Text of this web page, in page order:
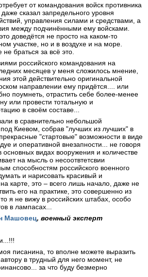
от командования войск противника
сказал запредельного уровня
управления силами и средствами, а
между подчинёнными ему войсками.
доведётся не просто на каком-то
участке, но и в воздухе и на море.
браться за всё это.
российского командования на
месяцев у меня сложилось мнение,
этой действительно оригинальной
направлении ему придётся.... или
поумнеть, отрастить себе более-менее
или провести тотальную и
в своём составе...
в сравнительно небольшой
Киевом, собрав "лучших из лучших" в
"стартовые" возможности в виде
и оперативной внезапности... не говоря
основных видах вооружения и количестве
на мысль о несоотвтетсвии
способностям российского военного
и нарисовать красивый и
карте, это – всего лишь начало, даже не
его на практике, это совершенно из
я не вижу в российских штабах, особо
в лампасах...
Машовец, военный эксперт
писанина, то вполне можете выразить
в трудный для него момент, не
за что буду безмерно